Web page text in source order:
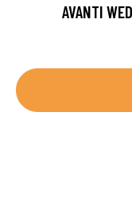
AVANTI